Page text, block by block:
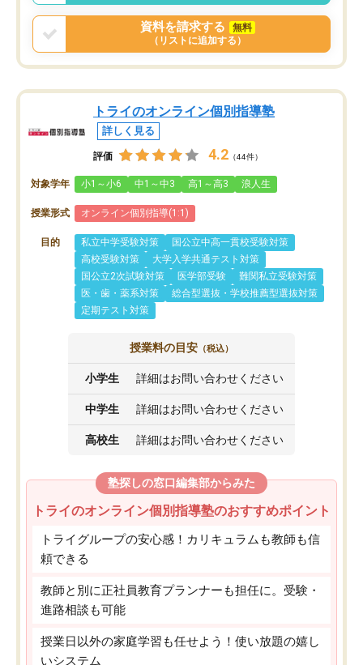
資料を請求する
無料
（リストに追加する）
トライのオンライン個別指導塾
詳しく見る
評価 4.2 （44件）
対象学年 小1～小6 中1～中3 高1～高3 浪人生
授業形式 オンライン個別指導(1:1)
目的 私立中学受験対策
国公立中高一貫校受験対策
高校受験対策
大学入学共通テスト対策
国公立2次試験対策
医学部受験
難関私立受験対策
医・歯・薬系対策
総合型選抜・学校推薦型選抜対策
定期テスト対策
授業料の目安 （税込）
小学生 詳細はお問い合わせください
中学生 詳細はお問い合わせください
高校生 詳細はお問い合わせください
塾探しの窓口編集部からみた
トライのオンライン個別指導塾のおすすめポイント
トライグループの安心感！カリキュラムも教師も信
頼できる
教師と別に正社員教育プランナーも担任に。受験・
進路相談も可能
授業日以外の家庭学習も任せよう！使い放題の嬉し
いシステム